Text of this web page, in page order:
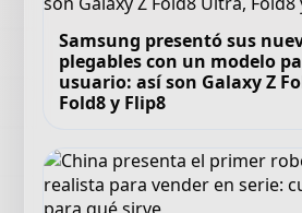
Samsung presentó sus
plegables con un modelo
usuario: así son Galaxy Z
Fold8 y Flip8